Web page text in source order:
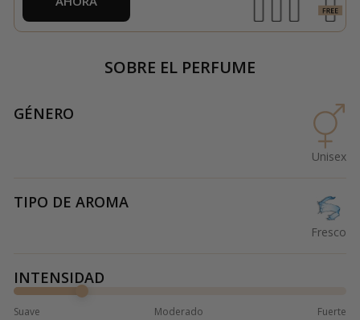
SOBRE EL PERFUME
GÉNERO
Unisex
TIPO DE AROMA
Fresco
INTENSIDAD
Suave Moderado Fuerte